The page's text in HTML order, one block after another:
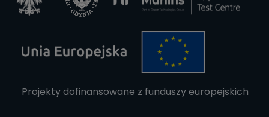
Projekty dofinansowane z funduszy europejskich